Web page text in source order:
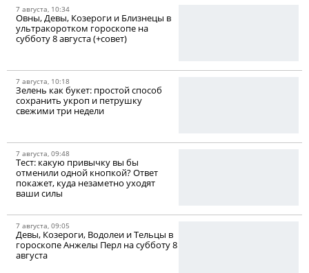
7 августа, 10:34
Овны, Девы, Козероги и Близнецы в
ультракоротком гороскопе на
субботу 8 августа (+совет)
7 августа, 10:18
Зелень как букет: простой способ
сохранить укроп и петрушку
свежими три недели
7 августа, 09:48
Тест: какую привычку вы бы
отменили одной кнопкой? Ответ
покажет, куда незаметно уходят
ваши силы
7 августа, 09:05
Девы, Козероги, Водолеи и Тельцы в
гороскопе Анжелы Перл на субботу 8
августа